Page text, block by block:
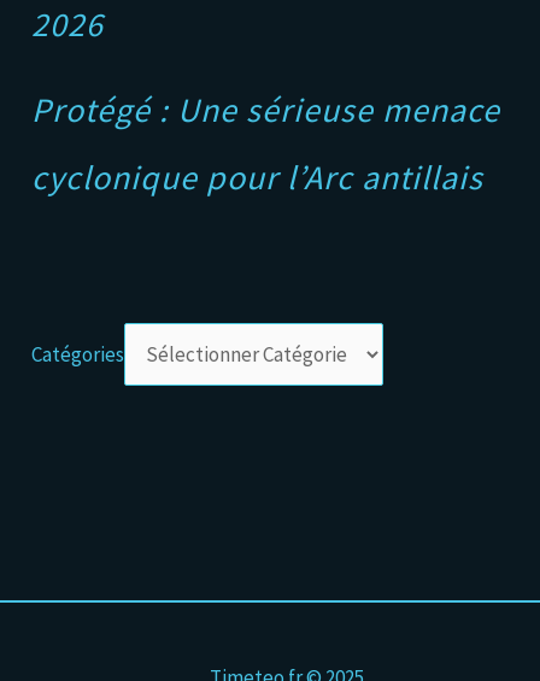
2026
Protégé : Une sérieuse menace
cyclonique pour l’Arc antillais
Catégories